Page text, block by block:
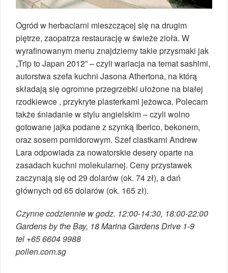
Ogród w herbaciarni mieszczącej się na drugim
piętrze, zaopatrza restaurację w świeże zioła. W
wyrafinowanym menu znajdziemy takie przysmaki jak
„Trip to Japan 2012” – czyli wariacja na temat sashimi,
autorstwa szefa kuchni Jasona Athertona, na którą
składają się ogromne przegrzebki ułożone na białej
rzodkiewce , przykryte plasterkami jeżowca. Polecam
także śniadanie w stylu angielskim – czyli wolno
gotowane jajka podane z szynką Iberico, bekonem,
oraz sosem pomidorowym. Szef ciastkarni Andrew
Lara odpowiada za nowatorskie desery oparte na
zasadach kuchni molekularnej. Ceny przystawek
zaczynają się od 29 dolarów (ok. 74 zł), a dań
głównych od 65 dolarów (ok. 165 zł).
Czynne codziennie w godz. 12:00-14:30, 18:00-22:00
Gardens by the Bay, 18 Marina Gardens Drive 1-9
tel +65 6604 9988
pollen.com.sg